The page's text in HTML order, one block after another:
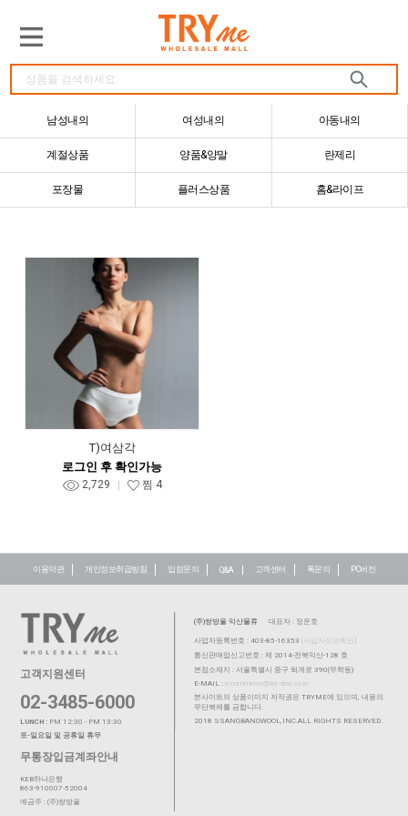
남성내의 여성내의 아동내의
계절상품 양품&양말 란제리
포장물 플러스상품 홈&라이프
T)여삼각
로그인 후 확인가능
2,729 찜 4
이용약관 개인정보취급방침 입점문의 Q&A 고객센터 톡문의 PC버전
고객지원센터
02-3485-6000
LUNCH : PM 12:30 - PM 13:30
토-일요일 및 공휴일 휴무
무통장입금계좌안내
KEB하나은행
863-910007-52004
예금주 : (주)쌍방울
(주)쌍방울 익산물류 대표자 : 정운호
사업자등록번호 : 403-85-16353
[사업자정보확인]
통신판매업신고번호 : 제 2014-전북익산-128 호
본점소재지 : 서울특별시 중구 퇴계로 390(무학동)
E-MAIL : e-commerce@try-sbw.co.kr
본사이트의 상품이미지 저작권은 TRYME에 있으며, 내용의
무단복제를 금합니다.
2018 SSANGBANGWOOL,INC.ALL RIGHTS RESERVED.